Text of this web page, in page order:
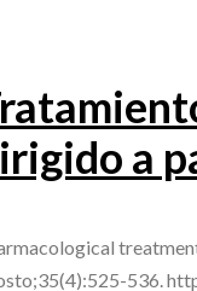
a
536.